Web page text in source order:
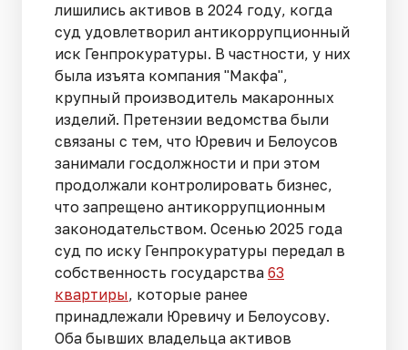
лишились активов в 2024 году, когда
суд удовлетворил антикоррупционный
иск Генпрокуратуры. В частности, у них
была изъята компания "Макфа",
крупный производитель макаронных
изделий. Претензии ведомства были
связаны с тем, что Юревич и Белоусов
занимали госдолжности и при этом
продолжали контролировать бизнес,
что запрещено антикоррупционным
законодательством. Осенью 2025 года
суд по иску Генпрокуратуры передал в
собственность государства 63
квартиры, которые ранее
принадлежали Юревичу и Белоусову.
Оба бывших владельца активов